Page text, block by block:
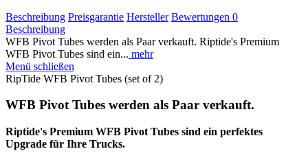
Beschreibung Preisgarantie Hersteller Bewertungen 0
Beschreibung
WFB Pivot Tubes werden als Paar verkauft. Riptide's Premium
WFB Pivot Tubes sind ein... mehr
Menü schließen
RipTide WFB Pivot Tubes (set of 2)
WFB Pivot Tubes werden als Paar verkauft.
Riptide's Premium WFB Pivot Tubes sind ein perfektes
Upgrade für Ihre Trucks.